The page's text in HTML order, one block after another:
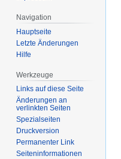
Navigation
Hauptseite
Letzte Änderungen
Hilfe
Werkzeuge
Links auf diese Seite
Änderungen an
verlinkten Seiten
Spezialseiten
Druckversion
Permanenter Link
Seiten­informationen